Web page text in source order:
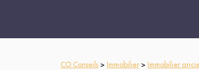
CO Conseils > Immobilier> Immobilier